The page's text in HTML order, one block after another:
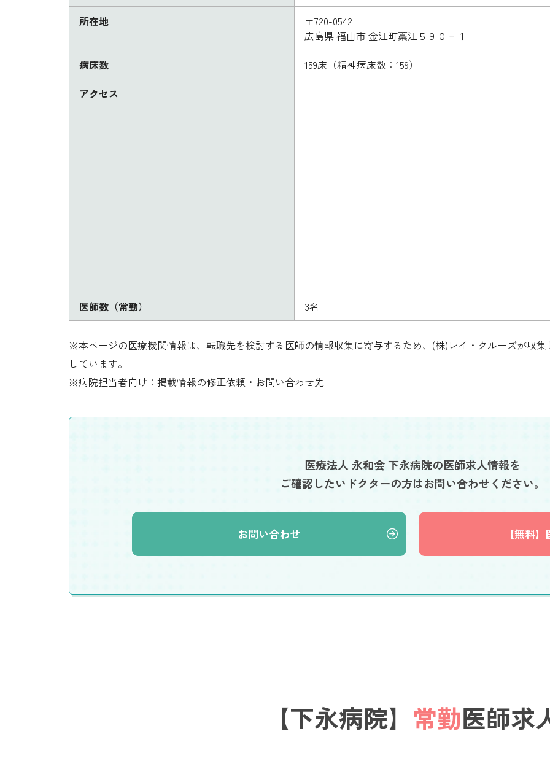
所在地
〒720-0542
広島県 福山市 金江町藁江５９０－１
病床数
159床（精神病床数：159）
アクセス
医師数（常勤） 3名
※本ページの医療機関情報は、転職先を検討する医師の情報収集に寄与するため、(株)レイ・クルーズが収
しています。
※病院担当者向け：掲載情報の修正依頼・お問い合わせ先
医療法人 永和会 下永病院の医師求人情報を
ご確認したいドクターの方はお問い合わせください。
お問い合わせ 【無料
【下永病院】 常勤医師求